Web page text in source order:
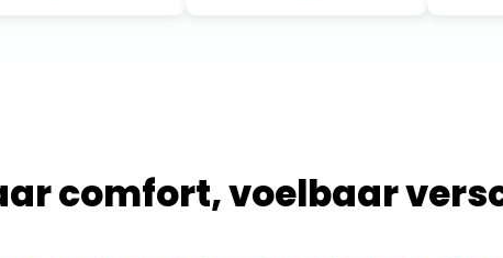
comfort, voelbaar